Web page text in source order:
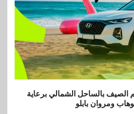
بالساحل الشمالي برعاية
ومروان بابلو